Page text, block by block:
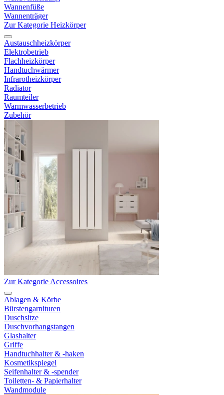
Wannenfüße
Wannenträger
Zur Kategorie Heizkörper
Austauschheizkörper
Elektrobetrieb
Flachheizkörper
Handtuchwärmer
Infrarotheizkörper
Radiator
Raumteiler
Warmwasserbetrieb
Zubehör
Zur Kategorie Accessoires
Ablagen & Körbe
Bürstengarnituren
Duschsitze
Duschvorhangstangen
Glashalter
Griffe
Handtuchhalter & -haken
Kosmetikspiegel
Seifenhalter & -spender
Toiletten- & Papierhalter
Wandmodule